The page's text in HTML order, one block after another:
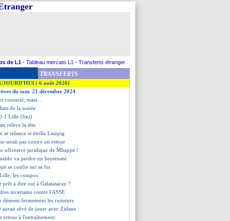
de L1 - Tableau mercato L1 - Transferts étranger
TRANSFERTS
( 6 août 2026)
du sam. 21 décembre 2024
contacté, mais...
de la soirée
1 Lille (fini)
relève la tête
se relance et étrille Leizpig
serait pas contre un retour
offensive juridique de Mbappé !
va perdre un lieutenant
se confie sur sa foi
les compos
prêt à dire oui à Galatasaray ?
incertains contre l'ASSE
dément fermement les rumeurs
aurait rêvé de jouer avec Zidane
retour à l'entraînement